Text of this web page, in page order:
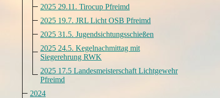
2025 29.11. Tirocup Pfreimd
2025 19.7. JRL Licht OSB Pfreimd
2025 31.5. Jugendsichtungsschießen
2025 24.5. Kegelnachmittag mit
Siegerehrung RWK
2025 17.5 Landesmeisterschaft Lichtgewehr
Pfreimd
2024